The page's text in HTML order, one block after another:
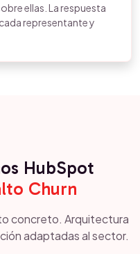
ellas. La respuesta
representante y
HubSpot
Churn
concreto. Arquitectura
adaptadas al sector.